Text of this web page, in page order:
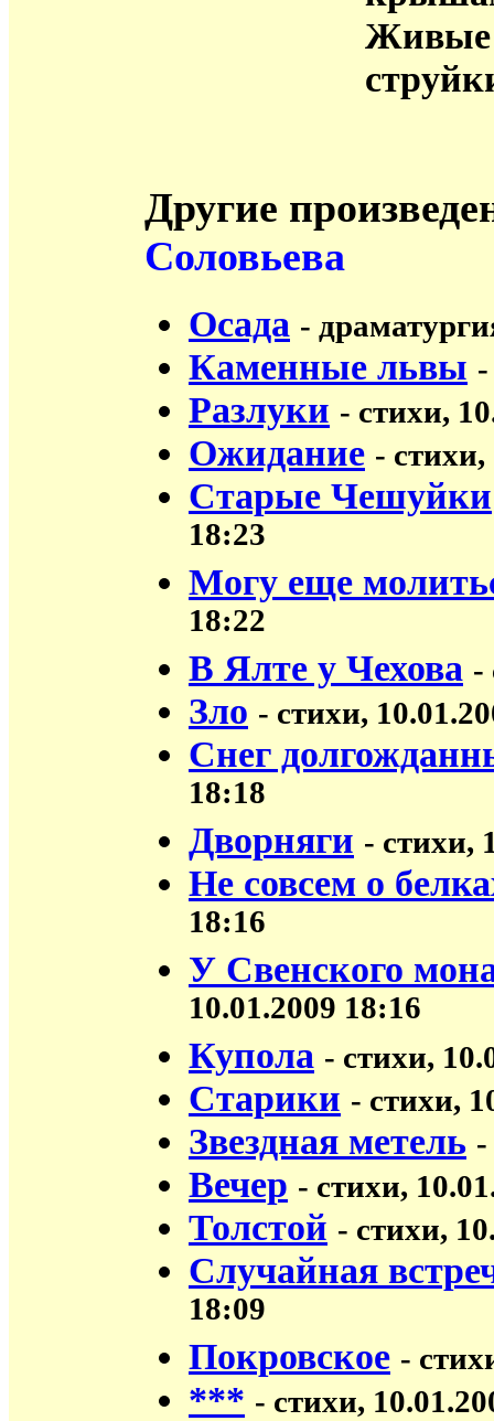
Другие
Соловьева
Осада -
Каменные львы
Разлуки - стихи,
Ожидание - стихи,
Старые Чешуйки
18:23
Могу еще
18:22
В Ялте у Чехова -
Зло - стихи,
Снег
18:18
Дворняги - стихи,
Не совсем о
18:16
У Свенского
10.01.2009 18:16
Купола - стихи,
Старики - стихи,
Звездная метель -
Вечер - стихи,
Толстой - стихи,
Случайная
18:09
Покровское -
*** - стихи,